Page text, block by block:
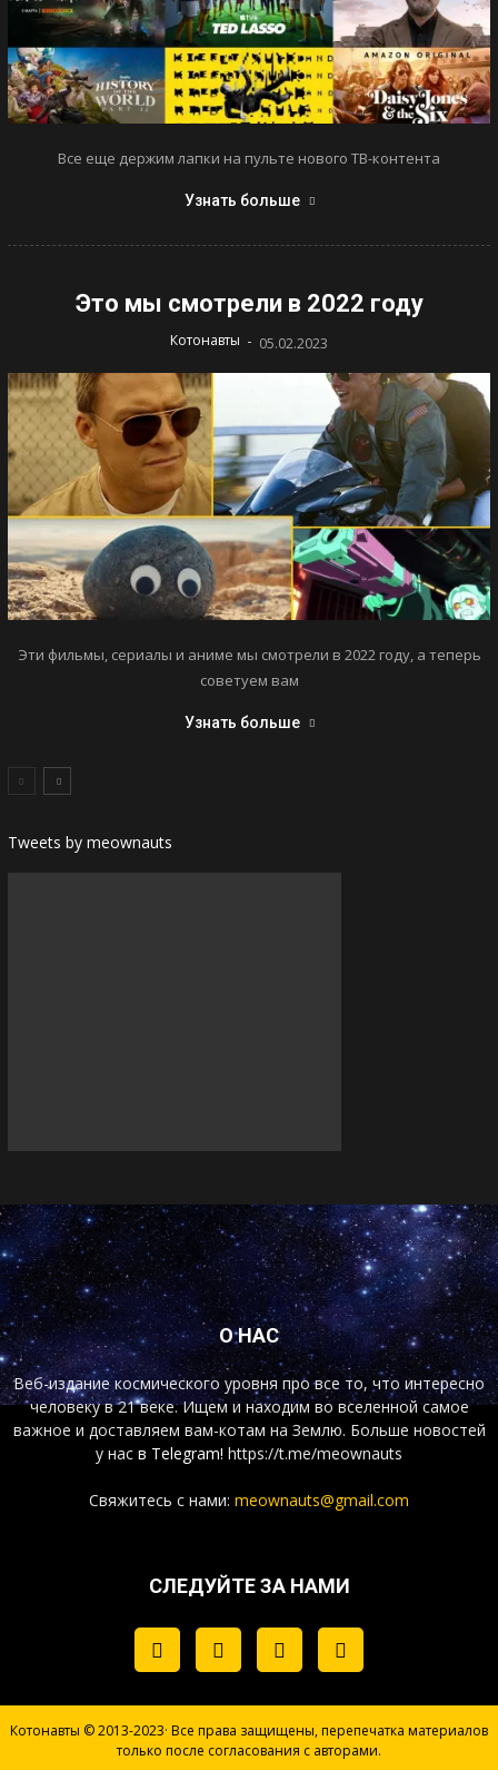
Все еще держим лапки на пульте нового ТВ-контента
Узнать больше
Это мы смотрели в 2022 году
Котонавты - 05.02.2023
Эти фильмы, сериалы и аниме мы смотрели в 2022 году, а теперь
советуем вам
Узнать больше
Tweets by meownauts
О НАС
Веб-издание космического уровня про все то, что интересно
человеку в 21 веке. Ищем и находим во вселенной самое
важное и доставляем вам-котам на Землю. Больше новостей
у нас в Telegram! https://t.me/meownauts
Свяжитесь с нами: meownauts@gmail.com
СЛЕДУЙТЕ ЗА НАМИ
Котонавты © 2013-2023· Все права защищены, перепечатка материалов
только после согласования с авторами.